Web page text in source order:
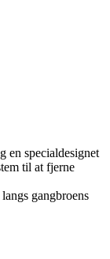
en specialdesignet
til at fjerne
gangbroens